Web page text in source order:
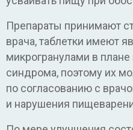
Препараты принимают
врача, таблетки имеют
микрогранулами в
синдрома, поэтому их
по согласованию с
и нарушения